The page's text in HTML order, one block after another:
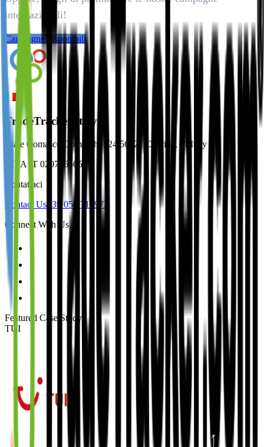
internazionali!
Campagne disponibili
TradeTracker Italy
Viale Comasco Comaschi 124 56021 Cascina, PI Italy
P.IVA IT 02079650509
Contattaci
Contact Us +39 050 712973
Connect With Us
Featured Case Study
TUI